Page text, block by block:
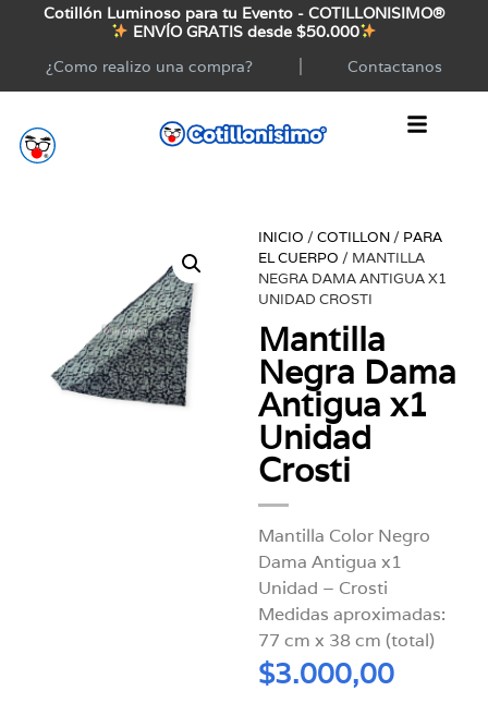
Cotillón Luminoso para tu Evento - COTILLONISIMO®
ENVÍO GRATIS desde $50.000
¿Como realizo una compra?
Contactanos
INICIO /COTILLON / PARA
EL CUERPO / MANTILLA
NEGRA DAMA ANTIGUA X1
UNIDAD CROSTI
Mantilla
Negra Dama
Antigua x1
Unidad
Crosti
Mantilla Color Negro
Dama Antigua x1
Unidad – Crosti
Medidas aproximadas:
77 cm x 38 cm (total)
$3.000,00